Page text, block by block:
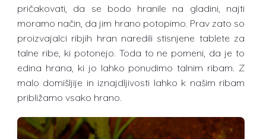
pričakovati, da se bodo hranile na gladini, najti
moramo način, da jim hrano potopimo. Prav zato so
proizvajalci ribjih hran naredili stisnjene tablete za
talne ribe, ki potonejo. Toda to ne pomeni, da je to
edina hrana, ki jo lahko ponudimo talnim ribam. Z
malo domišljije in iznajdljivosti lahko k našim ribam
približamo vsako hrano.